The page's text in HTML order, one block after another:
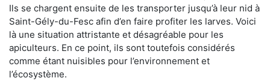
Ils se chargent ensuite de les transporter jusqu’à leur nid à
Saint-Gély-du-Fesc afin d’en faire profiter les larves. Voici
là une situation attristante et désagréable pour les
apiculteurs. En ce point, ils sont toutefois considérés
comme étant nuisibles pour l’environnement et
l’écosystème.